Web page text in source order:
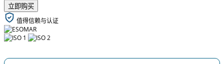
立即购买
值得信赖与认证